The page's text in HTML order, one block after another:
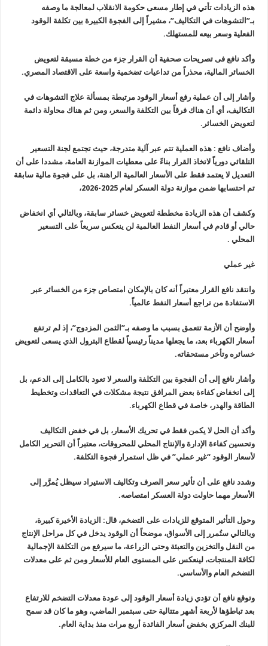
هذه الزيادات تأتي في إطار مسعى حكومة الانقلاب لمعالجة ما وصفه
بـ”التشوهات في التكاليف”، مشيراً إلى الفجوة الكبيرة بين تكلفة الوقود
الفعلية وسعر بيعه للمستهلك.
وأكد نافع فى تصريحات صحفية أن القرار جزء من خطة مسبقة لتعويض
الخسائر المالية، محذراً من تداعيات تضخمية واسعة على الاقتصاد المصري.
وأشار إلى أن عملية رفع أسعار الوقود مرتبطة بمسألة علاج التشوهات في
التكاليف، أي أن هناك فرقاً بين التكلفة والسعر، ومن ثم هناك محاولة دائمة
لتعويض الخسائر.
وأضاف نافع : هذه العملية تتم عبر آلية متدرجة، حيث تجتمع لجنة التسعير
التلقائي دورياً لاتخاذ القرار بناءً على معطيات الموازنة العامة، مشددا على أن
التعديل لا يعتمد فقط على الأسعار العالمية الراهنة، بل على فجوة مالية سابقة
تم احتسابها ضمن موازنة دولة العسكر لعام 2025-2026،
وكشف أن هذه الزيادة مخططة لتعويض خسائر سابقة، وبالتالي أي انخفاض
حالي أو قادم في أسعار النفط العالمية لن ينعكس سريعاً على التسعير
المحلي .
غير عملي
وانتقد نافع القرار معتبراً أنه كان بالإمكان امتصاص جزء من الخسائر عبر
الاستفادة من تراجع أسعار النفط عالمياً.
وأوضح أن الأزمة تتعمق بسبب ما وصفه بـ”الثمن المزدوج”، إذ لم ترتفع
أسعار الكهرباء بعد، ما يجعلها مديناً رئيسياً لقطاع البترول الذي يسعى لتعويض
خسائره وتأخر مستحقاته.
وأشار نافع إلى أن الفجوة بين التكلفة والسعر لا تعود بالكامل إلى الدعم، بل
إلى انخفاض كفاءة بعض المرافق نتيجة مشكلات في التعاقدات وتخطيط
الطاقة والهدر، خاصة في قطاع الكهرباء.
وأكد أن الحل لا يكمن فقط في تحريك الأسعار، بل في خفض التكاليف
وتحسين كفاءة الإدارة والإنتاج المحلي للمحروقات، معتبراً أن التحرير الكامل
لأسعار الوقود “غير عملي” في ظل استمرار فجوة التكلفة.
وشدد نافع على أن تأثير سعر الصرف وتكاليف الاستيراد سيظل يُمرَّر إلى
الأسعار مهما حاولت دولة العسكر امتصاصه.
وحول التأثير المتوقع للزيادات على التضخم، قال: الزيادة الأخيرة كبيرة،
وبالتالي ستُمرر إلى الأسواق، موضحاً أن الوقود يدخل في كل مراحل الإنتاج
من النقل والتخزين والتعبئة وحتى الزراعة، ما سيرفع من التكلفة الإجمالية
لكافة المنتجات، لينعكس على المستوى العام للأسعار ومن ثم على معدلات
التضخم العام والأساسي.
وتوقع نافع أن تؤدي زيادة أسعار الوقود إلى عودة معدلات التضخم للارتفاع
بعد تباطؤها لأربعة أشهر متتالية حتى سبتمبر الماضي، وهو ما كان قد سمح
للبنك المركزي بخفض أسعار الفائدة أربع مرات منذ بداية العام.